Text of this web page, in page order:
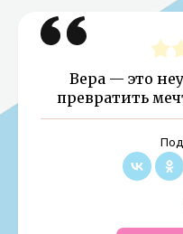
Вера — это
превратить